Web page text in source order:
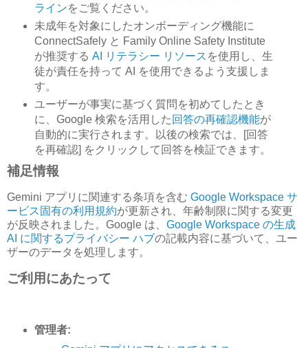
ラインをご覧ください。
未成年を対象にしたオンボーディング機能に
ConnectSafely と Family Online Safety Institute
が推奨する AI リテラシー リソース を使用し、生
徒が責任を持って AI を使用できるよう支援しま
す。
ユーザーが事実に基づく質問を初めてしたとき
に、Google 検索を活用した 回答の再確認機能が
自動的に実行されます。以後の検索では、[回答
を再確認] をクリックして回答を検証できます。
補足情報
Gemini アプリに関連する条項を含む Google Workspace サ
ービス固有の利用規約が更新され、年齢制限に関する変更
が反映されました。Google は、 Google Workspace の生成
AI に関するプライバシー ハブの記載内容に基づいて、ユー
ザーのデータを処理します。
ご利用にあたって
管理者: